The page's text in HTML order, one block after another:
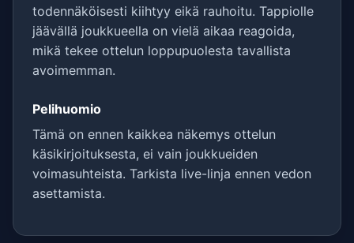
todennäköisesti kiihtyy eikä rauhoitu. Tappiolle
jäävällä joukkueella on vielä aikaa reagoida,
mikä tekee ottelun loppupuolesta tavallista
avoimemman.
Pelihuomio
Tämä on ennen kaikkea näkemys ottelun
käsikirjoituksesta, ei vain joukkueiden
voimasuhteista. Tarkista live-linja ennen vedon
asettamista.